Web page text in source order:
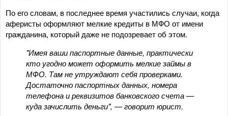
По его словам, в последнее время участились случаи, когда
аферисты оформляют мелкие кредиты в МФО от имени
гражданина, который даже не подозревает об этом.
"Имея ваши паспортные данные, практически
кто угодно может оформить мелкие займы в
МФО. Там не утруждают себя проверками.
Достаточно паспортных данных, номера
телефона и реквизитов банковского счета —
куда зачислить деньги", — говорит юрист.